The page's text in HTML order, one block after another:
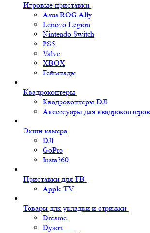
Игровые приставки
Asus ROG Ally
Lenovo Legion
Nintendo Switch
PS5
Valve
XBOX
Геймпады
Квадрокоптеры
Квадрокоптеры DJI
Аксессуары для квадрокоптеров
Экшн камера
DJI
GoPro
Insta360
Приставки для ТВ
Apple TV
Товары для укладки и стрижки
Dreame
Dyson